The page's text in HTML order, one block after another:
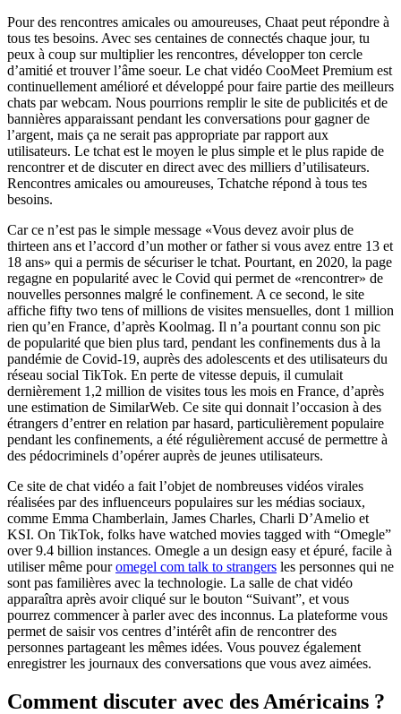
Pour des rencontres amicales ou amoureuses, Chaat peut répondre à
tous tes besoins. Avec ses centaines de connectés chaque jour, tu
peux à coup sur multiplier les rencontres, développer ton cercle
d’amitié et trouver l’âme soeur. Le chat vidéo CooMeet Premium est
continuellement amélioré et développé pour faire partie des meilleurs
chats par webcam. Nous pourrions remplir le site de publicités et de
bannières apparaissant pendant les conversations pour gagner de
l’argent, mais ça ne serait pas appropriate par rapport aux
utilisateurs. Le tchat est le moyen le plus simple et le plus rapide de
rencontrer et de discuter en direct avec des milliers d’utilisateurs.
Rencontres amicales ou amoureuses, Tchatche répond à tous tes
besoins.
Car ce n’est pas le simple message «Vous devez avoir plus de
thirteen ans et l’accord d’un mother or father si vous avez entre 13 et
18 ans» qui a permis de sécuriser le tchat. Pourtant, en 2020, la page
regagne en popularité avec le Covid qui permet de «rencontrer» de
nouvelles personnes malgré le confinement. A ce second, le site
affiche fifty two tens of millions de visites mensuelles, dont 1 million
rien qu’en France, d’après Koolmag. Il n’a pourtant connu son pic
de popularité que bien plus tard, pendant les confinements dus à la
pandémie de Covid-19, auprès des adolescents et des utilisateurs du
réseau social TikTok. En perte de vitesse depuis, il cumulait
dernièrement 1,2 million de visites tous les mois en France, d’après
une estimation de SimilarWeb. Ce site qui donnait l’occasion à des
étrangers d’entrer en relation par hasard, particulièrement populaire
pendant les confinements, a été régulièrement accusé de permettre à
des pédocriminels d’opérer auprès de jeunes utilisateurs.
Ce site de chat vidéo a fait l’objet de nombreuses vidéos virales
réalisées par des influenceurs populaires sur les médias sociaux,
comme Emma Chamberlain, James Charles, Charli D’Amelio et
KSI. On TikTok, folks have watched movies tagged with “Omegle”
over 9.4 billion instances. Omegle a un design easy et épuré, facile à
utiliser même pouromegel com talk to strangers les personnes qui ne
sont pas familières avec la technologie. La salle de chat vidéo
apparaîtra après avoir cliqué sur le bouton “Suivant”, et vous
pourrez commencer à parler avec des inconnus. La plateforme vous
permet de saisir vos centres d’intérêt afin de rencontrer des
personnes partageant les mêmes idées. Vous pouvez également
enregistrer les journaux des conversations que vous avez aimées.
Comment discuter avec des Américains ?